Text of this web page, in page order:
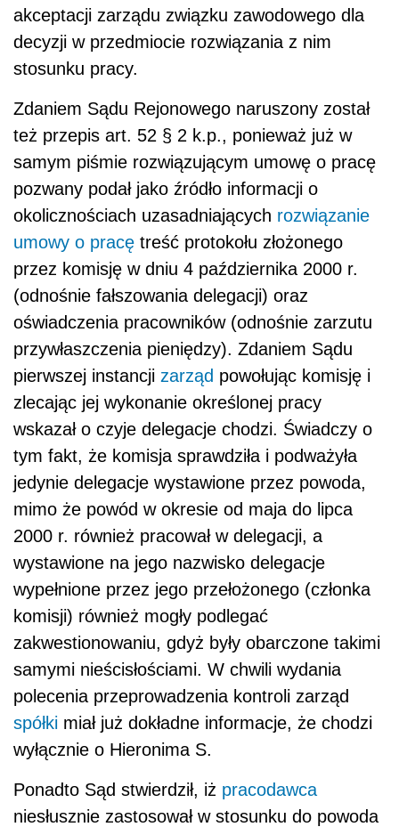
akceptacji zarządu związku zawodowego dla
decyzji w przedmiocie rozwiązania z nim
stosunku pracy.
Zdaniem Sądu Rejonowego naruszony został
też przepis art. 52 § 2 k.p., ponieważ już w
samym piśmie rozwiązującym umowę o pracę
pozwany podał jako źródło informacji o
okolicznościach uzasadniających rozwiązanie
umowy o pracę treść protokołu złożonego
przez komisję w dniu 4 października 2000 r.
(odnośnie fałszowania delegacji) oraz
oświadczenia pracowników (odnośnie zarzutu
przywłaszczenia pieniędzy). Zdaniem Sądu
pierwszej instancji zarząd powołując komisję i
zlecając jej wykonanie określonej pracy
wskazał o czyje delegacje chodzi. Świadczy o
tym fakt, że komisja sprawdziła i podważyła
jedynie delegacje wystawione przez powoda,
mimo że powód w okresie od maja do lipca
2000 r. również pracował w delegacji, a
wystawione na jego nazwisko delegacje
wypełnione przez jego przełożonego (członka
komisji) również mogły podlegać
zakwestionowaniu, gdyż były obarczone takimi
samymi nieścisłościami. W chwili wydania
polecenia przeprowadzenia kontroli zarząd
spółki miał już dokładne informacje, że chodzi
wyłącznie o Hieronima S.
Ponadto Sąd stwierdził, iż pracodawca
niesłusznie zastosował w stosunku do powoda